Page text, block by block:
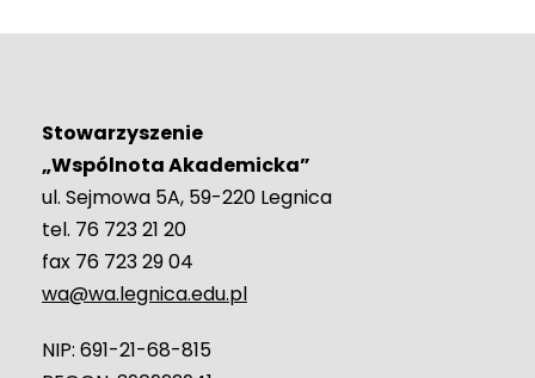
Stowarzyszenie
„Wspólnota Akademicka”
ul. Sejmowa 5A, 59-220 Legnica
tel. 76 723 21 20
fax 76 723 29 04
wa@wa.legnica.edu.pl
NIP: 691-21-68-815